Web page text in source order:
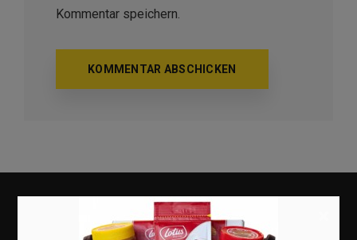
Kommentar speichern.